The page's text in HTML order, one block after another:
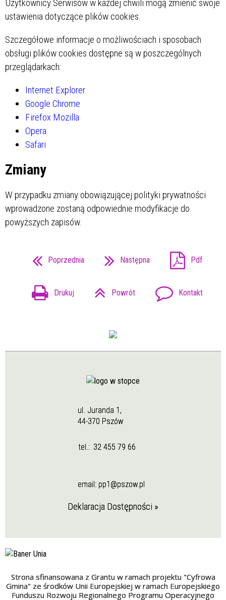
Użytkownicy Serwisów w każdej chwili mogą zmienić swoje
ustawienia dotyczące plików cookies.
Szczegółowe informacje o możliwościach i sposobach
obsługi plików cookies dostępne są w poszczególnych
przeglądarkach:
Internet Explorer
Google Chrome
Firefox Mozilla
Opera
Safari
Zmiany
W przypadku zmiany obowiązującej polityki prywatności
wprowadzone zostaną odpowiednie modyfikacje do
powyższych zapisów.
Poprzednia Następna Pdf
Drukuj Powrót Kontakt
ul. Juranda 1,
44-370 Pszów
tel.: 32 455 79 66
email: pp1@pszow.pl
Deklaracja Dostępności »
Strona sfinansowana z Grantu w ramach projektu "Cyfrowa
Gmina" ze środków Unii Europejskiej w ramach Europejskiego
Funduszu Rozwoju Regionalnego Programu Operacyjnego